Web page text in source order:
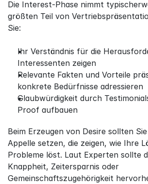
Die Interest-Phase nimmt
größten Teil von
Sie:
Ihr Verständnis für die
Interessenten zeigen
Relevante Fakten und Vorteile
konkrete Bedürfnisse adressieren
Glaubwürdigkeit durch
Proof aufbauen
Beim Erzeugen von Desire sollten
Appelle setzen, die zeigen, wie Ihre
Probleme löst. Laut Experten sollte
Knappheit, Zeitersparnis oder
Gemeinschaftszugehörigkeit